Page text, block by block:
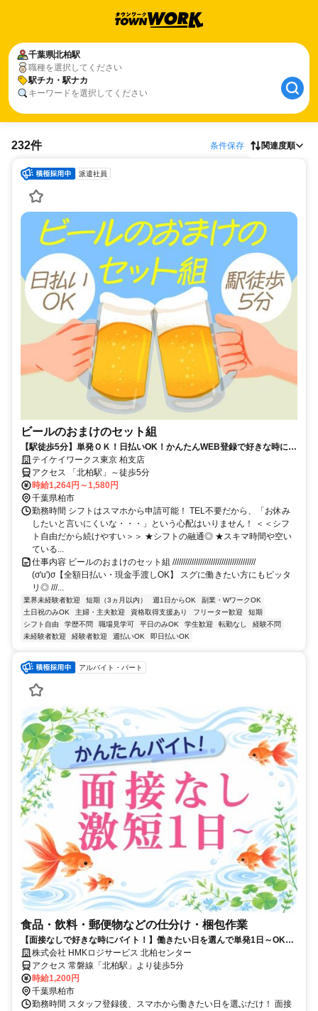
千葉県北柏駅
職種を選択してください
駅チカ・駅ナカ
キーワードを選択してください
232件 条件保存 関連度順
派遣社員
ビールのおまけのセット組
【駅徒歩5分】単発ＯＫ！日払いOK！かんたんWEB登録で好きな時に働
ける♪お友達との応募歓迎！
テイケイワークス東京 柏支店
アクセス 「北柏駅」～徒歩5分
時給1,264円～1,580円
千葉県柏市
勤務時間 シフトはスマホから申請可能！ TEL不要だから、「お休み
したいと言いにくいな・・・」という心配はいりません！ ＜＜シフ
ト自由だから続けやすい＞＞ ★シフトの融通◎ ★スキマ時間や空い
ている...
仕事内容 ビールのおまけのセット組 ///////////////////////////////////////
(σ'u')σ【全額日払い・現金手渡しOK】 スグに働きたい方にもピッタ
リ◎ ///...
業界未経験者歓迎 短期（3ヵ月以内） 週1日からOK
副業・WワークOK
土日祝のみOK
主婦・主夫歓迎 資格取得支援あり フリーター歓迎
短期
シフト自由
学歴不問 職場見学可 平日のみOK 学生歓迎 転勤なし
経験不問
未経験者歓迎
経験者歓迎 週払いOK 即日払いOK
アルバイト・パート
食品・飲料・郵便物などの仕分け・梱包作業
【面接なしで好きな時にバイト！】働きたい日を選んで単発1日～OK！
お給料は即日払いでお財布も安心♪
株式会社 HMKロジサービス 北柏センター
アクセス 常磐線「北柏駅」より徒歩5分
時給1,200円
千葉県柏市
勤務時間 スタッフ登録後、スマホから働きたい日を選ぶだけ！ 面接